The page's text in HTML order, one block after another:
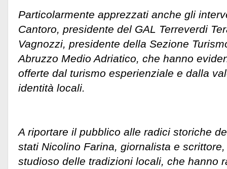
Particolarmente apprezzati anche gli
Cantoro, presidente del GAL Terreverdi
Vagnozzi, presidente della Sezione
Abruzzo Medio Adriatico, che hanno
offerte dal turismo esperienziale e dalla
identità locali.
A riportare il pubblico alle radici storiche
stati Nicolino Farina, giornalista e
studioso delle tradizioni locali, che hanno